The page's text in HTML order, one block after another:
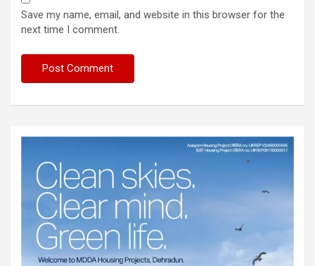
Save my name, email, and website in this browser for the
next time I comment.